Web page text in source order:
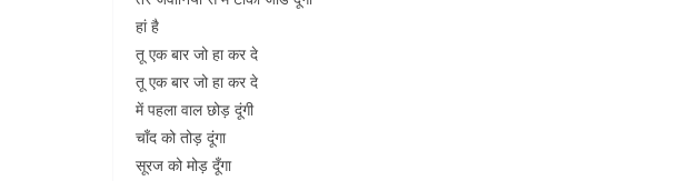
हां है
तू एक बार जो हा कर दे
तू एक बार जो हा कर दे
में पहला वाल छोड़ दूंगी
चाँद को तोड़ दूंगा
सूरज को मोड़ दूँगा